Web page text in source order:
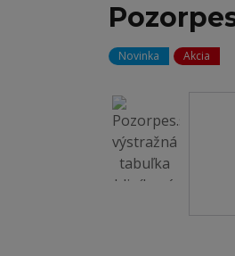
Novinka Akcia